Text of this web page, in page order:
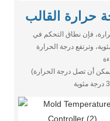
حرارة القالب
فإن نطاق التحكم في
هو 60-200 درجة مئوية، وترتفع درجة الحرارة
(يمكن تخصيص نوع درجة الحرارة المرتفعة: يمكن أن تصل درجة الحرارة